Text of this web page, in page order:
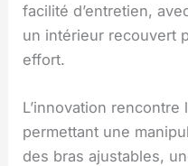
facilité d’entretien,
un intérieur recouvert
effort.
L’innovation
permettant une
des bras ajustables,